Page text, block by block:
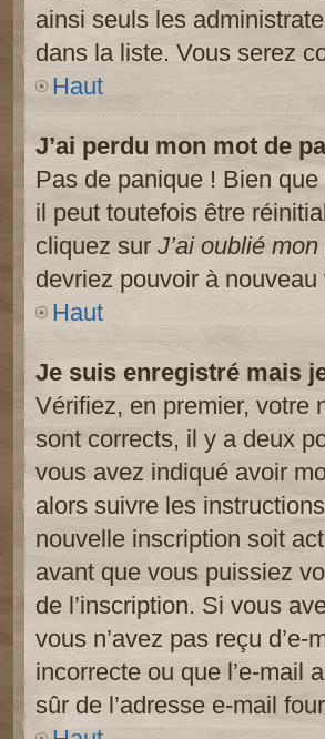
ainsi seuls les
dans la liste. Vous serez
Haut
J’ai perdu mon mot de
Pas de panique ! Bien
il peut toutefois être
cliquez sur J’ai oublié
devriez pouvoir à nouveau
Haut
Je suis enregistré mais
Vérifiez, en premier, votre
sont corrects, il y a deux
vous avez indiqué avoir
alors suivre les
nouvelle inscription soit
avant que vous puissiez
de l’inscription. Si vous
vous n’avez pas reçu
incorrecte ou que l’e-mail
sûr de l’adresse e-mail